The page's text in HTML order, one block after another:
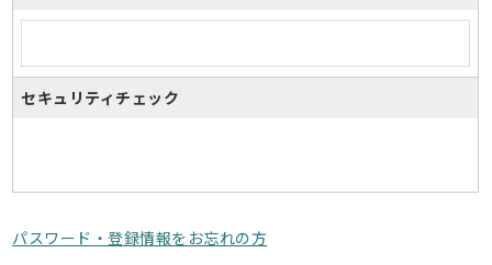
セキュリティチェック
パスワード・登録情報をお忘れの方